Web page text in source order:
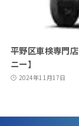
平野区車検専門
ニー】
2024年11月17日